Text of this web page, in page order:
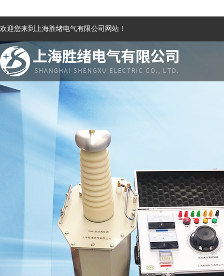
欢迎您来到上海胜绪电气有限公司网站！